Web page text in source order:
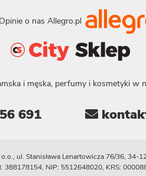
Opinie o nas Allegro.pl
i męska, perfumy i kosmetyki w
691
o.o., ul. Stanisława Lenartowicza 76/36, 34-
388178154, NIP: 5512648020, KRS: